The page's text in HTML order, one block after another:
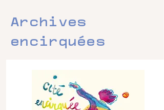
Archives
encirquées